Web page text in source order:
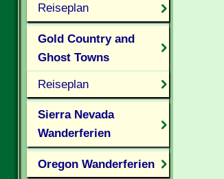
Reiseplan
Gold Country and
Ghost Towns
Reiseplan
Sierra Nevada
Wanderferien
Oregon Wanderferien